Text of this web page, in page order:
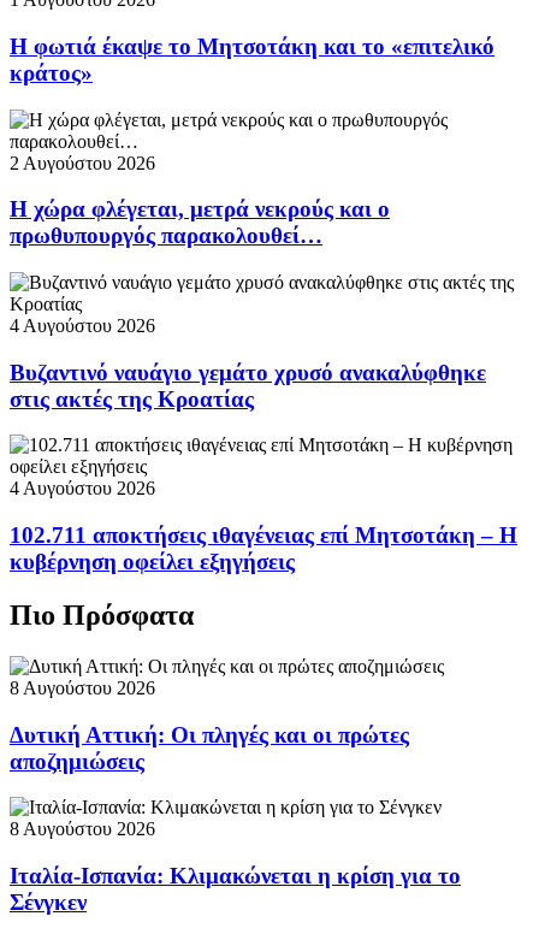
Η φωτιά έκαψε το Μητσοτάκη και το «επιτελικό
κράτος»
2 Αυγούστου 2026
Η χώρα φλέγεται, μετρά νεκρούς και ο
πρωθυπουργός παρακολουθεί…
4 Αυγούστου 2026
Βυζαντινό ναυάγιο γεμάτο χρυσό ανακαλύφθηκε
στις ακτές της Κροατίας
4 Αυγούστου 2026
102.711 αποκτήσεις ιθαγένειας επί Μητσοτάκη – Η
κυβέρνηση οφείλει εξηγήσεις
Πιο Πρόσφατα
8 Αυγούστου 2026
Δυτική Αττική: Οι πληγές και οι πρώτες
αποζημιώσεις
8 Αυγούστου 2026
Ιταλία-Ισπανία: Κλιμακώνεται η κρίση για το
Σένγκεν